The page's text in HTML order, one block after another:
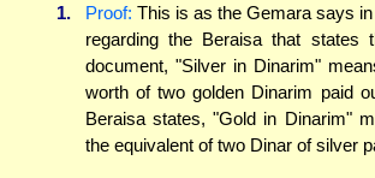
1. Proof: This is as the Gemara says
regarding the Beraisa that
document, "Silver in Dinarim"
worth of two golden Dinarim paid
Beraisa states, "Gold in Dinarim"
the equivalent of two Dinar of silver